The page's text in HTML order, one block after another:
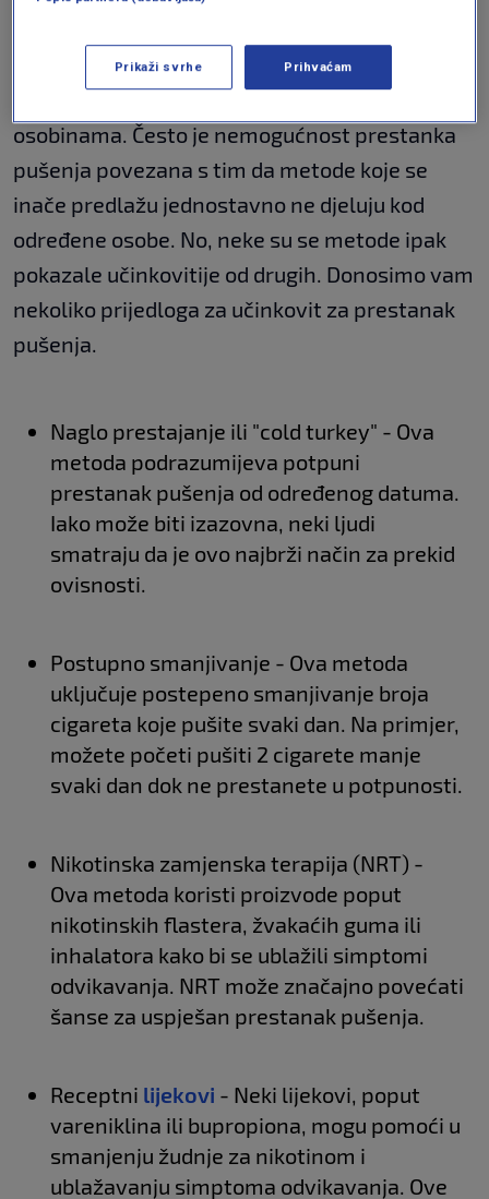
Svatko je od nas jedinstvena osoba, sa svjim
osobinama. Često je nemogućnost prestanka
pušenja povezana s tim da metode koje se
inače predlažu jednostavno ne djeluju kod
određene osobe. No, neke su se metode ipak
pokazale učinkovitije od drugih. Donosimo vam
nekoliko prijedloga za učinkovit za prestanak
pušenja.
Naglo prestajanje ili "cold turkey" - Ova
metoda podrazumijeva potpuni
prestanak pušenja od određenog datuma.
Iako može biti izazovna, neki ljudi
smatraju da je ovo najbrži način za prekid
ovisnosti.
Postupno smanjivanje - Ova metoda
uključuje postepeno smanjivanje broja
cigareta koje pušite svaki dan. Na primjer,
možete početi pušiti 2 cigarete manje
svaki dan dok ne prestanete u potpunosti.
Nikotinska zamjenska terapija (NRT) -
Ova metoda koristi proizvode poput
nikotinskih flastera, žvakaćih guma ili
inhalatora kako bi se ublažili simptomi
odvikavanja. NRT može značajno povećati
šanse za uspješan prestanak pušenja.
Receptni lijekovi - Neki lijekovi, poput
vareniklina ili bupropiona, mogu pomoći u
smanjenju žudnje za nikotinom i
ublažavanju simptoma odvikavanja. Ove
Prikaži svrhe Prihvaćam